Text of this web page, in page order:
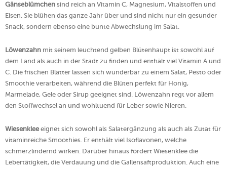
Gänseblümchen sind reich an Vitamin C, Magnesium, Vitalstoffen und
Eisen. Sie blühen das ganze Jahr über und sind nicht nur ein gesunder
Snack, sondern ebenso eine bunte Abwechslung im Salat.
Löwenzahn mit seinem leuchtend gelben Blütenhaupt ist sowohl auf
dem Land als auch in der Stadt zu finden und enthält viel Vitamin A und
C. Die frischen Blätter lassen sich wunderbar zu einem Salat, Pesto oder
Smoothie verarbeiten, während die Blüten perfekt für Honig,
Marmelade, Gele oder Sirup geeignet sind. Löwenzahn regt vor allem
den Stoffwechsel an und wohltuend für Leber sowie Nieren.
Wiesenkleeeignet sich sowohl als Salatergänzung als auch als Zutat für
vitaminreiche Smoothies. Er enthält viel Isoflavonen, welche
schmerzlindernd wirken. Darüber hinaus fördert Wiesenklee die
Lebertätigkeit, die Verdauung und die Gallensaftproduktion. Auch eine